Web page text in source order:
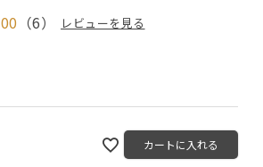
（6） レビューを見る
カートに入れる